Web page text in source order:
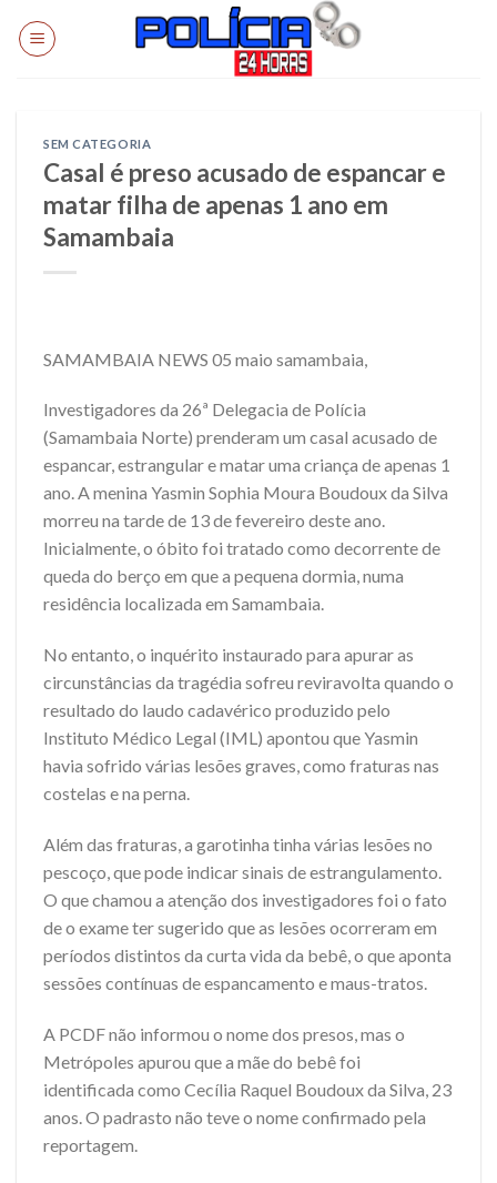
SEM CATEGORIA
Casal é preso acusado de espancar e
matar filha de apenas 1 ano em
Samambaia
SAMAMBAIA NEWS 05 maio samambaia,
Investigadores da 26ª Delegacia de Polícia
(Samambaia Norte) prenderam um casal acusado de
espancar, estrangular e matar uma criança de apenas 1
ano. A menina Yasmin Sophia Moura Boudoux da Silva
morreu na tarde de 13 de fevereiro deste ano.
Inicialmente, o óbito foi tratado como decorrente de
queda do berço em que a pequena dormia, numa
residência localizada em Samambaia.
No entanto, o inquérito instaurado para apurar as
circunstâncias da tragédia sofreu reviravolta quando o
resultado do laudo cadavérico produzido pelo
Instituto Médico Legal (IML) apontou que Yasmin
havia sofrido várias lesões graves, como fraturas nas
costelas e na perna.
Além das fraturas, a garotinha tinha várias lesões no
pescoço, que pode indicar sinais de estrangulamento.
O que chamou a atenção dos investigadores foi o fato
de o exame ter sugerido que as lesões ocorreram em
períodos distintos da curta vida da bebê, o que aponta
sessões contínuas de espancamento e maus-tratos.
A PCDF não informou o nome dos presos, mas o
Metrópoles apurou que a mãe do bebê foi
identificada como Cecília Raquel Boudoux da Silva, 23
anos. O padrasto não teve o nome confirmado pela
reportagem.